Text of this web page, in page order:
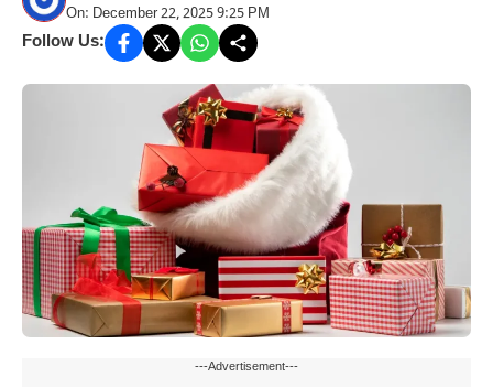
On: December 22, 2025 9:25 PM
Follow Us:
---Advertisement---